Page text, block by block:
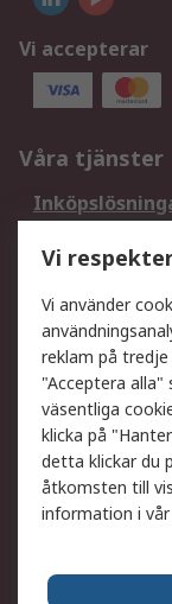
Vi accepterar
Våra tjänster
DesignSpark
Ditt lokala
Support
Få hjälp
Leverans
Begär en
Vi
Vi använder
reklam på
"Acceptera alla"
väsentliga
klicka på
detta klickar du
åtkomsten till
information i vår